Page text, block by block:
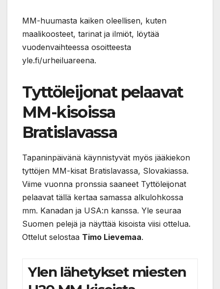
MM-huumasta kaiken oleellisen, kuten
maalikoosteet, tarinat ja ilmiöt, löytää
vuodenvaihteessa osoitteesta
yle.fi/urheiluareena.
Tyttöleijonat pelaavat
MM-kisoissa
Bratislavassa
Tapaninpäivänä käynnistyvät myös jääkiekon
tyttöjen MM-kisat Bratislavassa, Slovakiassa.
Viime vuonna pronssia saaneet Tyttöleijonat
pelaavat tällä kertaa samassa alkulohkossa
mm. Kanadan ja USA:n kanssa. Yle seuraa
Suomen pelejä ja näyttää kisoista viisi ottelua.
Ottelut selostaa Timo Lievemaa.
Ylen lähetykset miesten